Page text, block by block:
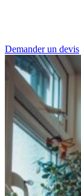
Demander un devis